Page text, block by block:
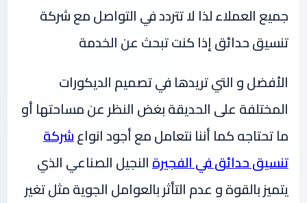
جميع العملاء لذا لا تتردد في التواصل مع شركة
تنسيق حدائق إذا كنت تبحث عن الخدمة
الأفضل و التي تريدها في تصميم الديكورات
المختلفة على الحديقة بغض النظر عن مساحتها أو
ما تحتاجه كما أننا نتعامل مع أجود انواعشركة
تنسيق حدائق في الفجيرةالنجيل الصناعي الذي
يتميز بالقوة و عدم التأثر بالعوامل الجوية مثل تغير